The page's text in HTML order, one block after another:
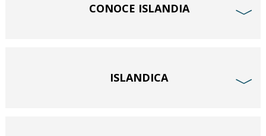
CONOCE ISLANDIA ﹀
ISLANDICA ﹀